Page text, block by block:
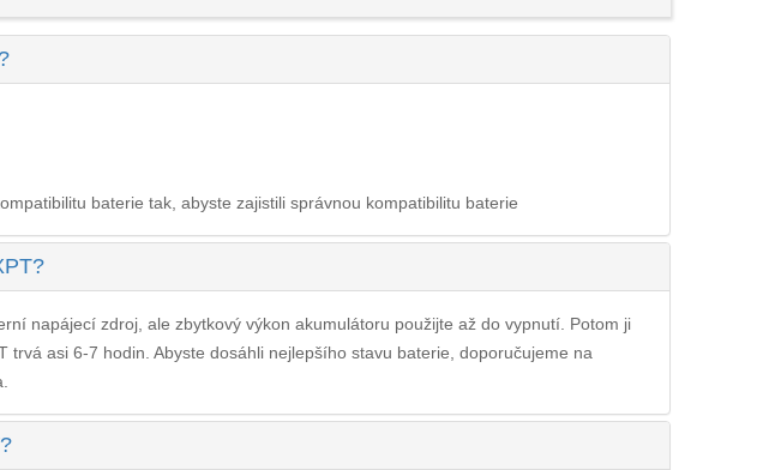
baterie tak, abyste zajistili správnou kompatibilitu baterie
napájecí zdroj, ale zbytkový výkon akumulátoru použijte až do vypnutí. Potom ji
trvá asi 6-7 hodin. Abyste dosáhli nejlepšího stavu baterie, doporučujeme na